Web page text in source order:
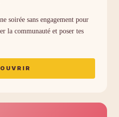
soirée sans engagement pour
la communauté et poser tes